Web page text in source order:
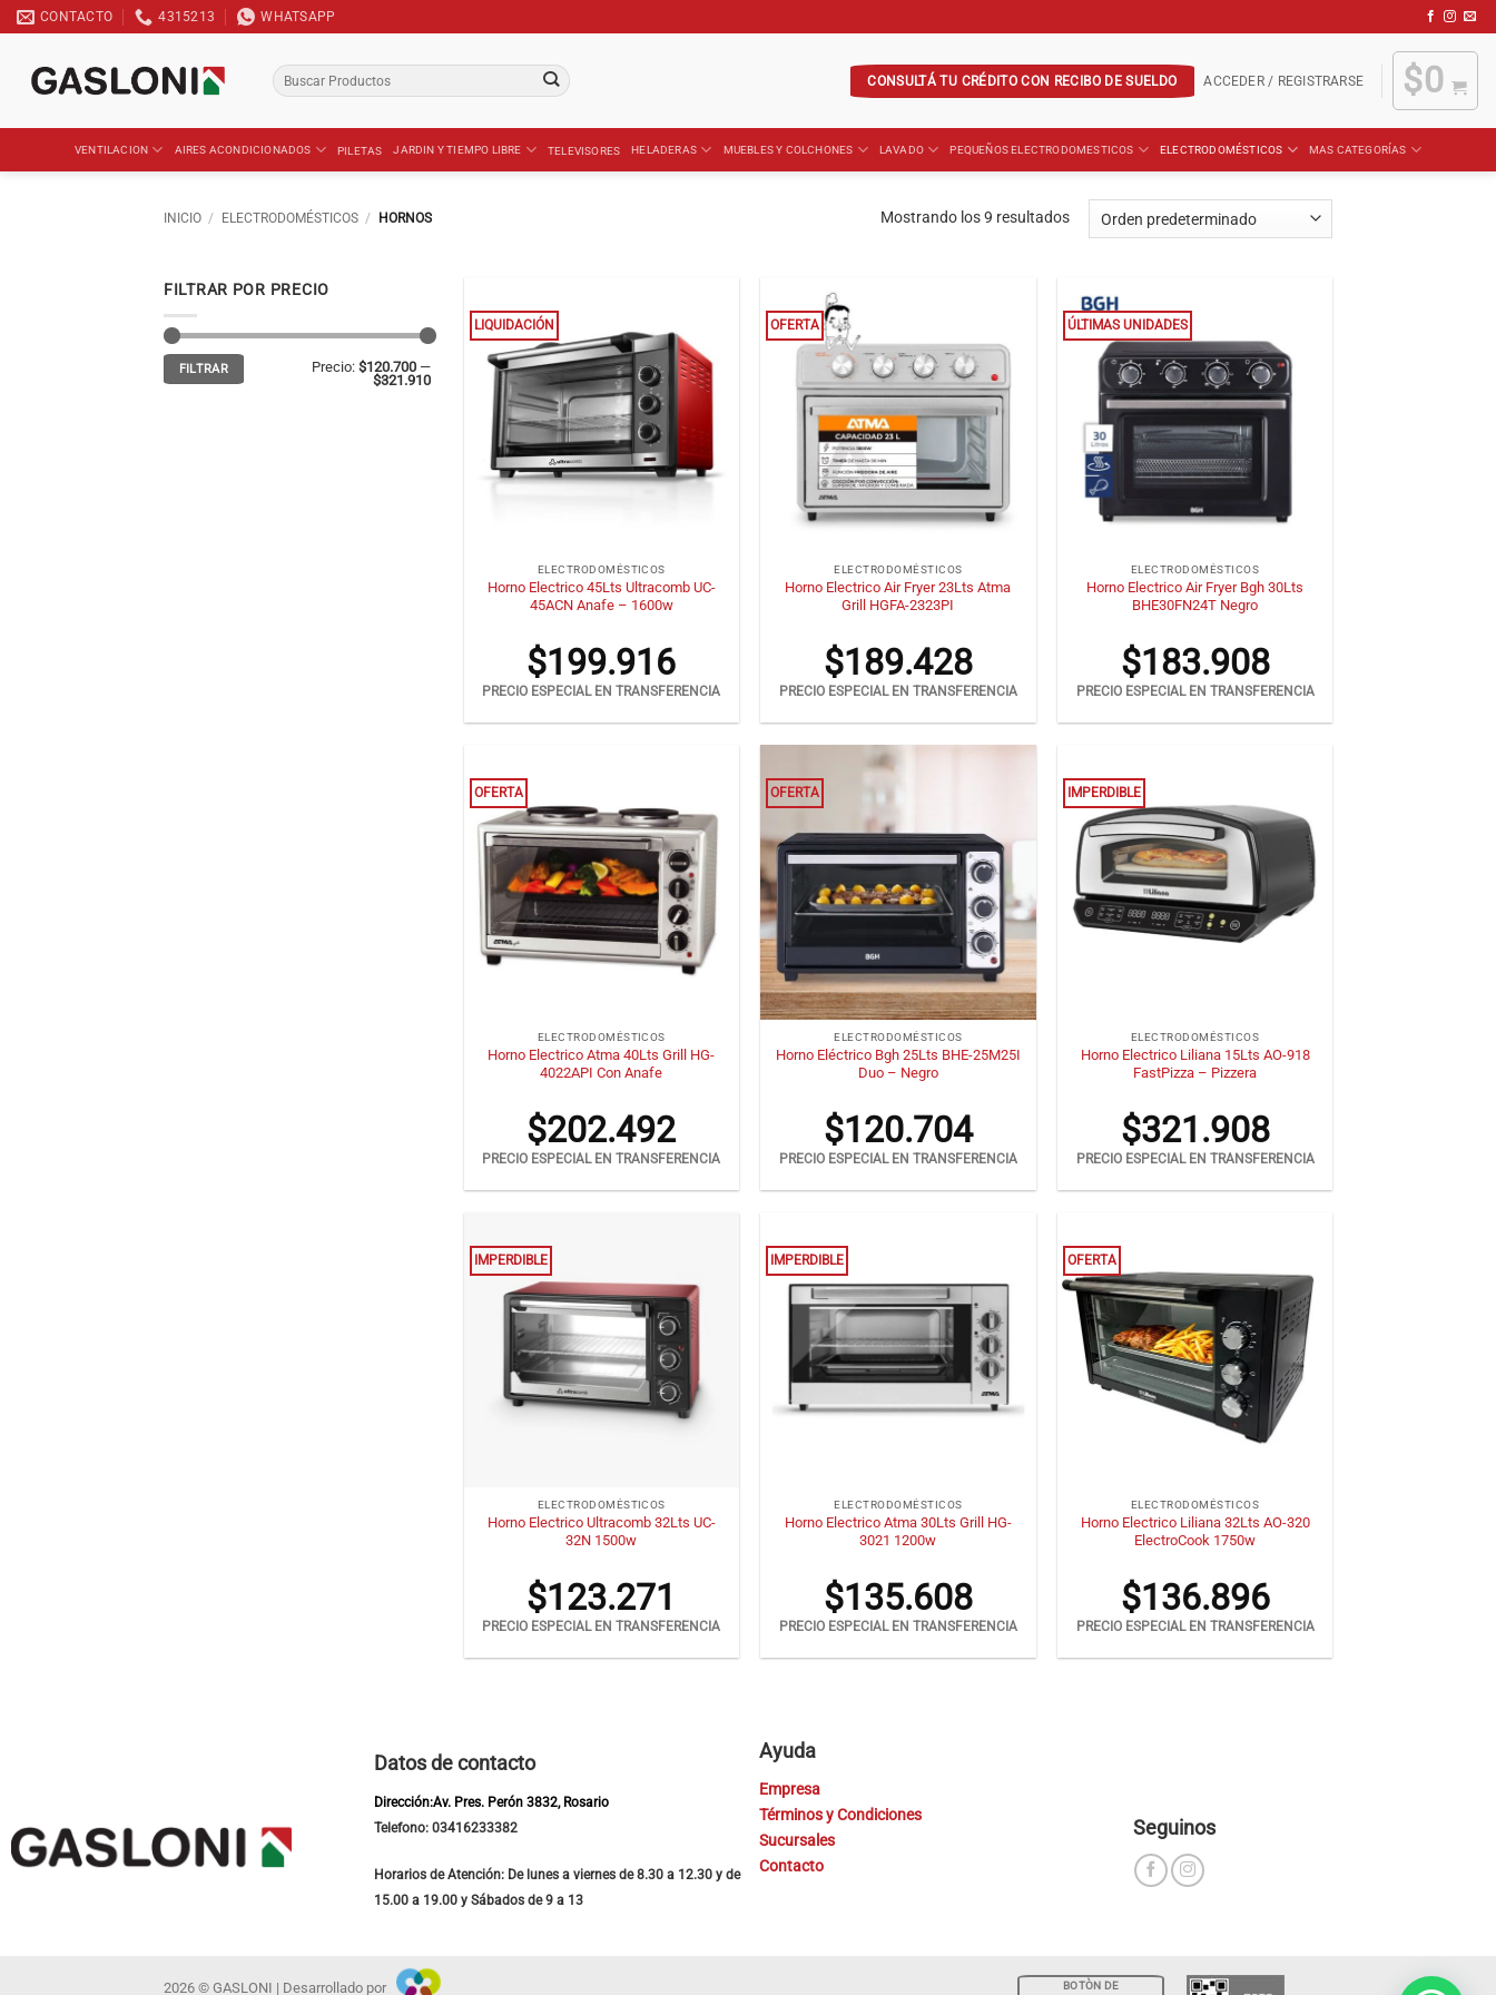
Saltar
al
contenido
CONTACTO 4315213 WHATSAPP
Buscar
por:
CONSULTÁ TU CRÉDITO CON RECIBO DE SUELDO ACCEDER / REGISTRARSE $0
VENTILACION AIRES ACONDICIONADOS PILETAS JARDIN Y TIEMPO LIBRE TELEVISORES HELADERAS MUEBLES Y COLCHONES LAVADO PEQUEÑOS ELECTRODOMESTICOS ELECTRODOMÉSTICOS MAS CATEGORÍAS
INICIO / ELECTRODOMÉSTICOS / HORNOS Mostrando los 9 resultados
FILTRAR POR PRECIO
Precio
mínimo
Precio
máximo
FILTRAR Precio: $120.700 —
$321.910
LIQUIDACIÓN
ELECTRODOMÉSTICOS
Horno Electrico 45Lts Ultracomb UC-
45ACN Anafe – 1600w
$199.916
PRECIO ESPECIAL EN TRANSFERENCIA
OFERTA
ELECTRODOMÉSTICOS
Horno Electrico Air Fryer 23Lts Atma
Grill HGFA-2323PI
$189.428
PRECIO ESPECIAL EN TRANSFERENCIA
ÚLTIMAS UNIDADES
ELECTRODOMÉSTICOS
Horno Electrico Air Fryer Bgh 30Lts
BHE30FN24T Negro
$183.908
PRECIO ESPECIAL EN TRANSFERENCIA
OFERTA
ELECTRODOMÉSTICOS
Horno Electrico Atma 40Lts Grill HG-
4022API Con Anafe
$202.492
PRECIO ESPECIAL EN TRANSFERENCIA
OFERTA
+
ELECTRODOMÉSTICOS
Horno Eléctrico Bgh 25Lts BHE-25M25I
Duo – Negro
$120.704
PRECIO ESPECIAL EN TRANSFERENCIA
IMPERDIBLE
ELECTRODOMÉSTICOS
Horno Electrico Liliana 15Lts AO-918
FastPizza – Pizzera
$321.908
PRECIO ESPECIAL EN TRANSFERENCIA
IMPERDIBLE
ELECTRODOMÉSTICOS
Horno Electrico Ultracomb 32Lts UC-
32N 1500w
$123.271
PRECIO ESPECIAL EN TRANSFERENCIA
IMPERDIBLE
ELECTRODOMÉSTICOS
Horno Electrico Atma 30Lts Grill HG-
3021 1200w
$135.608
PRECIO ESPECIAL EN TRANSFERENCIA
OFERTA
ELECTRODOMÉSTICOS
Horno Electrico Liliana 32Lts AO-320
ElectroCook 1750w
$136.896
PRECIO ESPECIAL EN TRANSFERENCIA
Datos de contacto
Dirección:Av. Pres. Perón 3832, Rosario
Telefono: 03416233382
Horarios de Atención: De lunes a viernes de 8.30 a 12.30 y de
15.00 a 19.00 y Sábados de 9 a 13
Ayuda
Empresa
Términos y Condiciones
Sucursales
Contacto
Seguinos
BOTÒN DE
2026 © GASLONI | Desarrollado por